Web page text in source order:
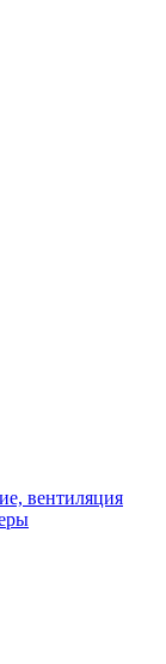
вентиляция